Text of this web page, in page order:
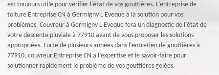
est toujours utile pour vérifier l'état de vos gouttières. L’entreprise de
toiture Entreprise CN à Germigny L Eveque à la solution pour vos
problèmes. Couvreur à Germigny L Eveque fera un diagnostic de l’état de
votre descente pluviale à 77910 avant de vous proposer les solutions
appropriées. Forte de plusieurs années dans l’entretien de gouttières à
77910, couvreur Entreprise CN a l’expertise et le savoir-faire pour
solutionner rapidement le problème de vos gouttières gelées.